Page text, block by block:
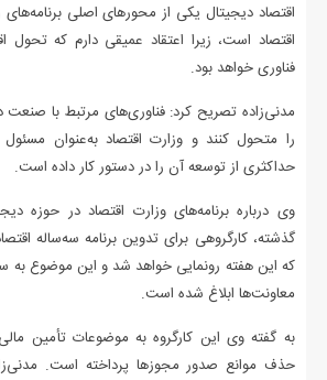
اقتصاد دیجیتال یکی از محورهای اصلی
اقتصاد است، زیرا اعتقاد عمیقی دارم که تحول
فناوری خواهد بود.
مدنی‌زاده تصریح کرد: فناوری‌های مرتبط با صنعت
را متحول کنند و وزارت اقتصاد به‌عنوان
حداکثری از توسعه آن را در دستور کار داده است.
گذشته، کارگروهی برای تدوین برنامه سه‌ساله
که این هفته رونمایی خواهد شد و این موضوع به
معاونت‌ها ابلاغ شده است.
به گفته وی این کارگروه به موضوعات تأمین
حذف موانع صدور مجوزها پرداخته است.